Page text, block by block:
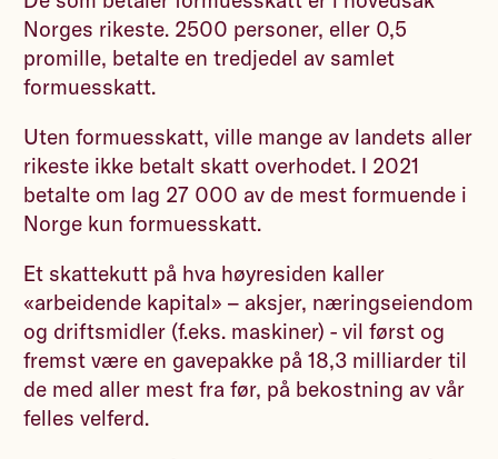
Norges rikeste. 2500 personer, eller 0,5
promille, betalte en tredjedel av samlet
formuesskatt.
Uten formuesskatt, ville mange av landets aller
rikeste ikke betalt skatt overhodet. I 2021
betalte om lag 27 000 av de mest formuende i
Norge kun formuesskatt.
Et skattekutt på hva høyresiden kaller
«arbeidende kapital» – aksjer, næringseiendom
og driftsmidler (f.eks. maskiner) - vil først og
fremst være en gavepakke på 18,3 milliarder til
de med aller mest fra før, på bekostning av vår
felles velferd.